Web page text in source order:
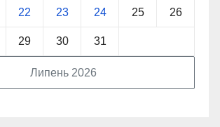
Липень 2026
22 23 24 25 26
29 30 31